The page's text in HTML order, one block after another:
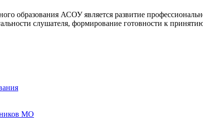
образования АСОУ является развитие
слушателя, формирование готовности к
МО